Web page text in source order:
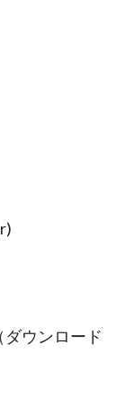
ウンロード